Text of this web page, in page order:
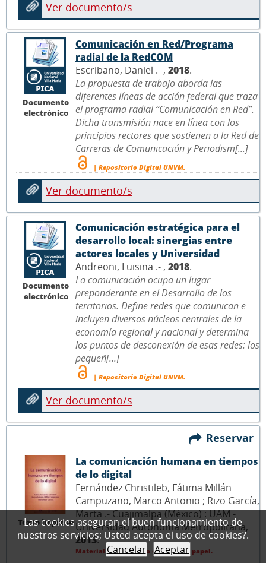
Ver documento/s
Documento
electrónico
Comunicación en Red/Programa
radial de la RedCOM
Escribano, Daniel .- , 2018.
La propuesta de trabajo aborda las
diferentes líneas de acción federal que traza
el programa radial “Comunicación en Red”.
Dicha transmisión nace en línea con los
principios rectores que sostienen a la Red de
Carreras de Comunicación y Periodism[...]
| Repositorio Digital UNVM.
Ver documento/s
Documento
electrónico
Comunicación estratégica para el
desarrollo local: sinergias entre
actores locales y Universidad
Andreoni, Luisina .- , 2018.
La comunicación ocupa un lugar
preponderante en el Desarrollo de los
territorios. Define redes que comunican e
incluyen diversos núcleos centrales de la
economía regional y nacional y determina
los puntos de desconexión de esas redes: los
pequeñ[...]
| Repositorio Digital UNVM.
Ver documento/s
Reservar
Texto impreso
La comunicación humana en tiempos
de lo digital
Fernández Christileb, Fátima Millán
Campuzano, Marco Antonio ; Rizo García,
Marta .- Cuajimalpa (México) : UAM -
Universidad Autónoma Metropolitana,
2013.
Material bibliográfico en formato papel.
Las cookies aseguran el buen funcionamiento de
nuestros servicios; Usted acepta el uso de cookies?.
Cancelar
Aceptar